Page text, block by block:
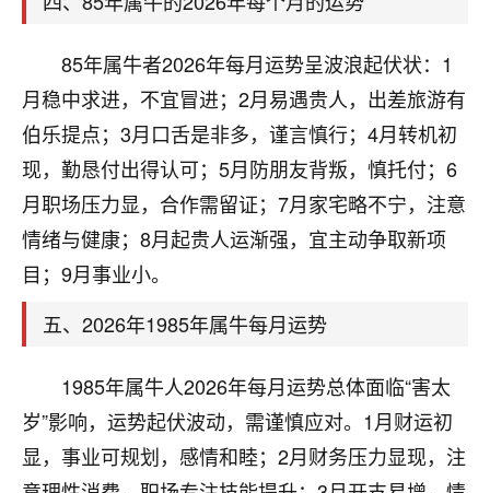
85年属牛者2026年每月运势呈波浪起伏状：1
月稳中求进，不宜冒进；2月易遇贵人，出差旅游有
伯乐提点；3月口舌是非多，谨言慎行；4月转机初
现，勤恳付出得认可；5月防朋友背叛，慎托付；6
月职场压力显，合作需留证；7月家宅略不宁，注意
情绪与健康；8月起贵人运渐强，宜主动争取新项
目；9月事业小。
五、2026年1985年属牛每月运势
1985年属牛人2026年每月运势总体面临“害太
岁”影响，运势起伏波动，需谨慎应对。1月财运初
显，事业可规划，感情和睦；2月财务压力显现，注
梦醒时分
我女儿高二叛逆，大半年不上学，一说她就要死要活
的，把我们两口子愁的不行，朋友给我推荐的慧来老
师，一开始我是病急乱投医，这半年来，法事一个个
做完，我女儿跟变了个人一样，不期望她能考多好的
大学，只要能安安稳稳的把书读了，身体心理都健健
康康的我就很知足了！
付深
我是公司人事调整，有升迁机会，但同时竞争的我们
三个，找老师的时候是抱着侥幸心理，没想到老师看
着我晋升有望，我半信半疑的按照老师建议，做了化